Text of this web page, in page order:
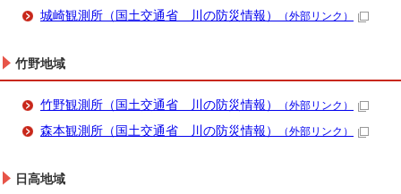
城崎観測所（国土交通省 川の防災情報） （外部リンク）
竹野地域
竹野観測所（国土交通省 川の防災情報） （外部リンク）
森本観測所（国土交通省 川の防災情報） （外部リンク）
日高地域